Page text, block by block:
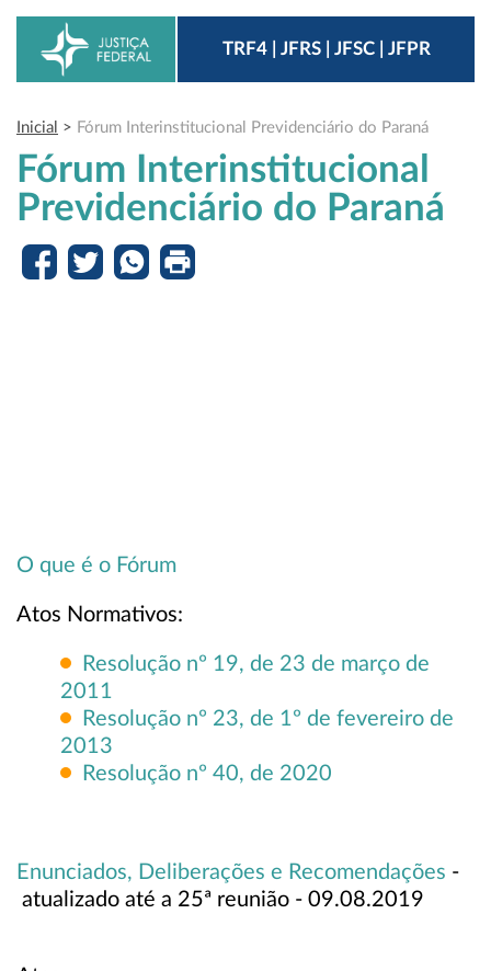
TRF4 | JFRS | JFSC | JFPR
Inicial > Fórum Interinstitucional Previdenciário do Paraná
Fórum Interinstitucional
Previdenciário do Paraná
O que é o Fórum
Atos Normativos:
Resolução nº 19, de 23 de março de
2011
Resolução nº 23, de 1º de fevereiro de
2013
Resolução nº 40, de 2020
Enunciados, Deliberações e Recomendações -
atualizado até a 25ª reunião - 09.08.2019